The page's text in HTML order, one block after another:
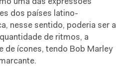
uma das expressões
dos países latino-
nesse sentido, poderia ser a
de ritmos, a
de ícones, tendo Bob Marley